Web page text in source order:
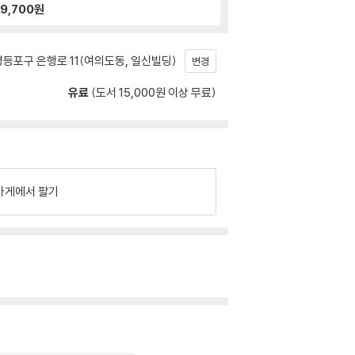
9,700원
포구 은행로 11(여의도동, 일신빌딩) 변경
유료 (도서 15,000원 이상 무료)
게에서 팔기